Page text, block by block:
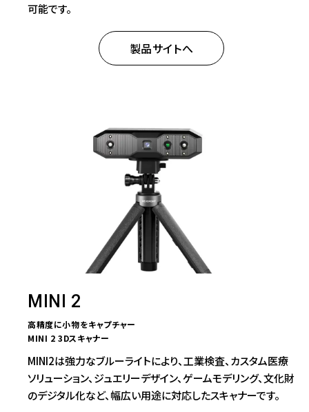
可能です。
製品サイトへ
MINI 2
高精度に小物をキャプチャー
MINI 2 3Dスキャナー
MINI2は強力なブルーライトにより、工業検査、カスタム医療
ソリューション、ジュエリーデザイン、ゲームモデリング、文化財
のデジタル化など、幅広い用途に対応したスキャナーです。